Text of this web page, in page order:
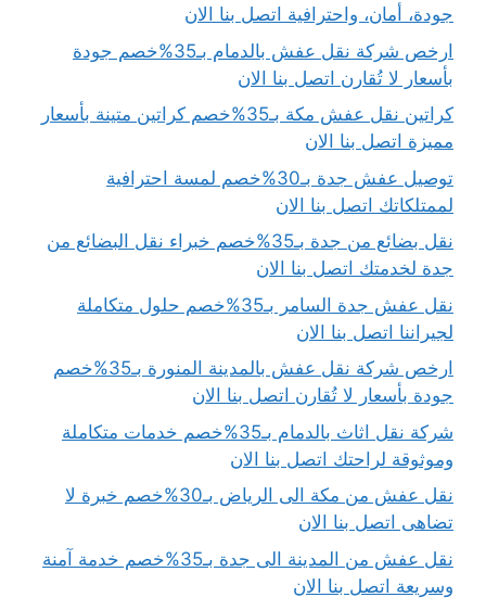
جودة، أمان، واحترافية اتصل بنا الان
ارخص شركة نقل عفش بالدمام بـ35%خصم جودة
بأسعار لا تُقارن اتصل بنا الان
كراتين نقل عفش مكة بـ35%خصم كراتين متينة بأسعار
مميزة اتصل بنا الان
توصيل عفش جدة بـ30%خصم لمسة احترافية
لممتلكاتك اتصل بنا الان
نقل بضائع من جدة بـ35%خصم خبراء نقل البضائع من
جدة لخدمتك اتصل بنا الان
نقل عفش جدة السامر بـ35%خصم حلول متكاملة
لجيراننا اتصل بنا الان
ارخص شركة نقل عفش بالمدينة المنورة بـ35%خصم
جودة بأسعار لا تُقارن اتصل بنا الان
شركة نقل اثاث بالدمام بـ35%خصم خدمات متكاملة
وموثوقة لراحتك اتصل بنا الان
نقل عفش من مكة الى الرياض بـ30%خصم خبرة لا
تضاهى اتصل بنا الان
نقل عفش من المدينة الى جدة بـ35%خصم خدمة آمنة
وسريعة اتصل بنا الان